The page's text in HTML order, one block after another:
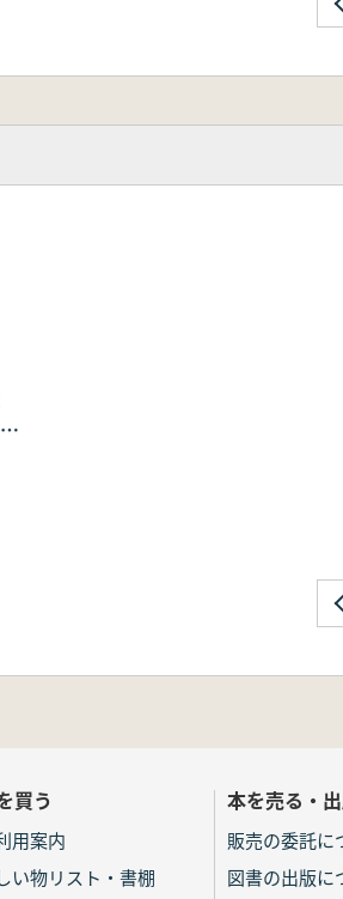
買う
用案内
い物リスト・書棚
本を売る・
販売の委託に
図書の出版に